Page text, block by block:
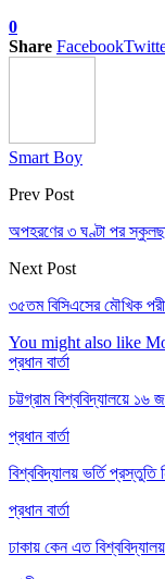
0
Share Facebook
Smart Boy
Prev Post
অপহরণের ৩ ঘণ্টা পর
Next Post
৩৫তম বিসিএসের মৌখিক
You might also like
প্রধান বার্তা
চট্টগ্রাম বিশ্ববিদ্যালয়ে ১৬
প্রধান বার্তা
বিশ্ববিদ্যালয় ভর্তি প্রস্তুতি
প্রধান বার্তা
ঢাকায় কেন এত